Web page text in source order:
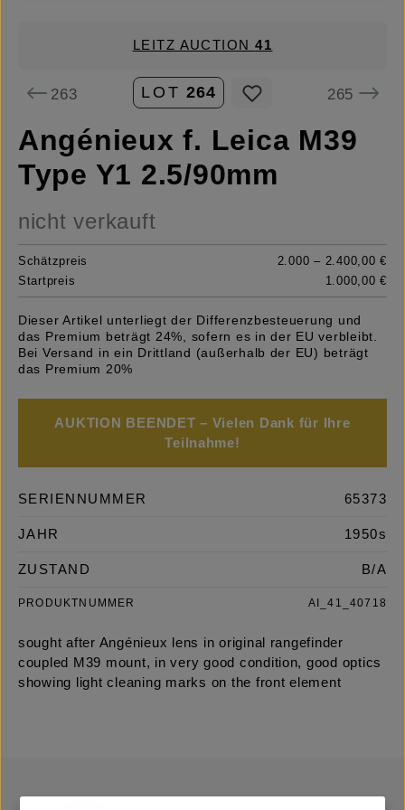
LEITZ AUCTION41
263 LOT 264 265
Angénieux f. Leica M39
Type Y1 2.5/90mm
nicht verkauft
Schätzpreis
2.000 – 2.400,00 €
Startpreis
1.000,00 €
Dieser Artikel unterliegt der Differenzbesteuerung und
das Premium beträgt 24%, sofern es in der EU verbleibt.
Bei Versand in ein Drittland (außerhalb der EU) beträgt
das Premium 20%
AUKTION BEENDET – Vielen Dank für Ihre
Teilnahme!
SERIENNUMMER 65373
JAHR 1950s
ZUSTAND B/A
PRODUKTNUMMER AI_41_40718
sought after Angénieux lens in original rangefinder
coupled M39 mount, in very good condition, good optics
showing light cleaning marks on the front element